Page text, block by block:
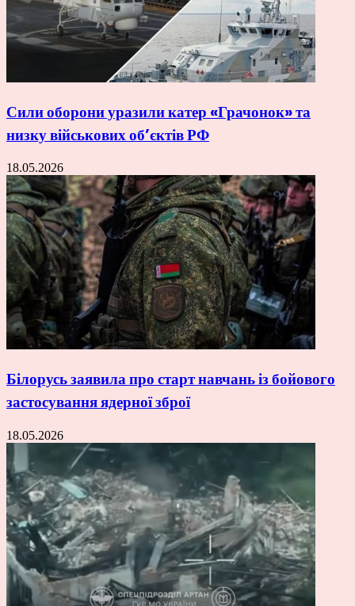
Сили оборони уразили катер «Грачонок» та
низку військових об’єктів РФ
18.05.2026
Білорусь заявила про старт навчань із бойового
застосування ядерної зброї
18.05.2026